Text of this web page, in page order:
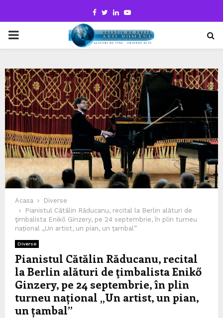
Facebook
TwitterLinkedinYoutube
PRIMARY
Acasa
Diverse
Pianistul Cătălin Răducanu, recital la Berlin alături de
ţimbalista Enikő Ginzery, pe 24 septembrie, în plin turneu
național „Un artist, un pian, un țambal”
Diverse
Pianistul Cătălin Răducanu, recital
la Berlin alături de ţimbalista Enikő
Ginzery, pe 24 septembrie, în plin
turneu național „Un artist, un pian,
un țambal”